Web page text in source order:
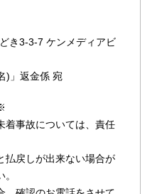
き3-3-7 ケンメディアビ
)」返金係 宛
着事故については、責任
払戻しが出来ない場合が